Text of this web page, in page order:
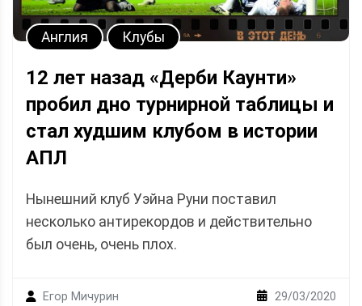
Англия Клубы
12 лет назад «Дерби Каунти»
пробил дно турнирной таблицы и
стал худшим клубом в истории
АПЛ
Нынешний клуб Уэйна Руни поставил
несколько антирекордов и действительно
был очень, очень плох.
Егор Мичурин 29/03/2020